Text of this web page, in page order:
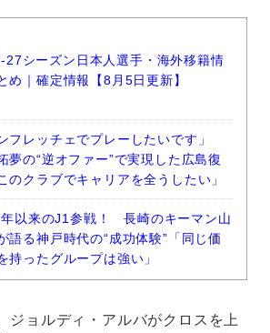
27シーズン日本人選手・海外移籍情
め｜確定情報【8月5日更新】
ンフレッチェでプレーしたいです」
夢の“逆オファー”で実現した広島復
のクラブでキャリアを全うしたい」
以来のJ1参戦！ 長崎のキーマン山
語る神戸時代の“成功体験”「同じ価
持ったグループは強い」
ョルディ・アルバがクロスを上